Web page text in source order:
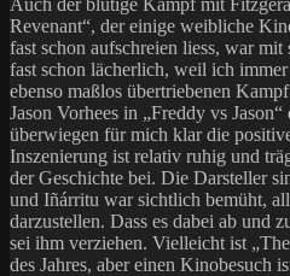
Revenant“, der einige weibliche
fast schon aufschreien liess, war
fast schon lächerlich, weil ich
ebenso maßlos übertriebenen
Jason Vorhees in „Freddy vs
überwiegen für mich klar die
Inszenierung ist relativ ruhig und
der Geschichte bei. Die Darsteller
und Iñárritu war sichtlich bemüht,
darzustellen. Dass es dabei ab und
sei ihm verziehen. Vielleicht ist
des Jahres, aber einen Kinobesuch